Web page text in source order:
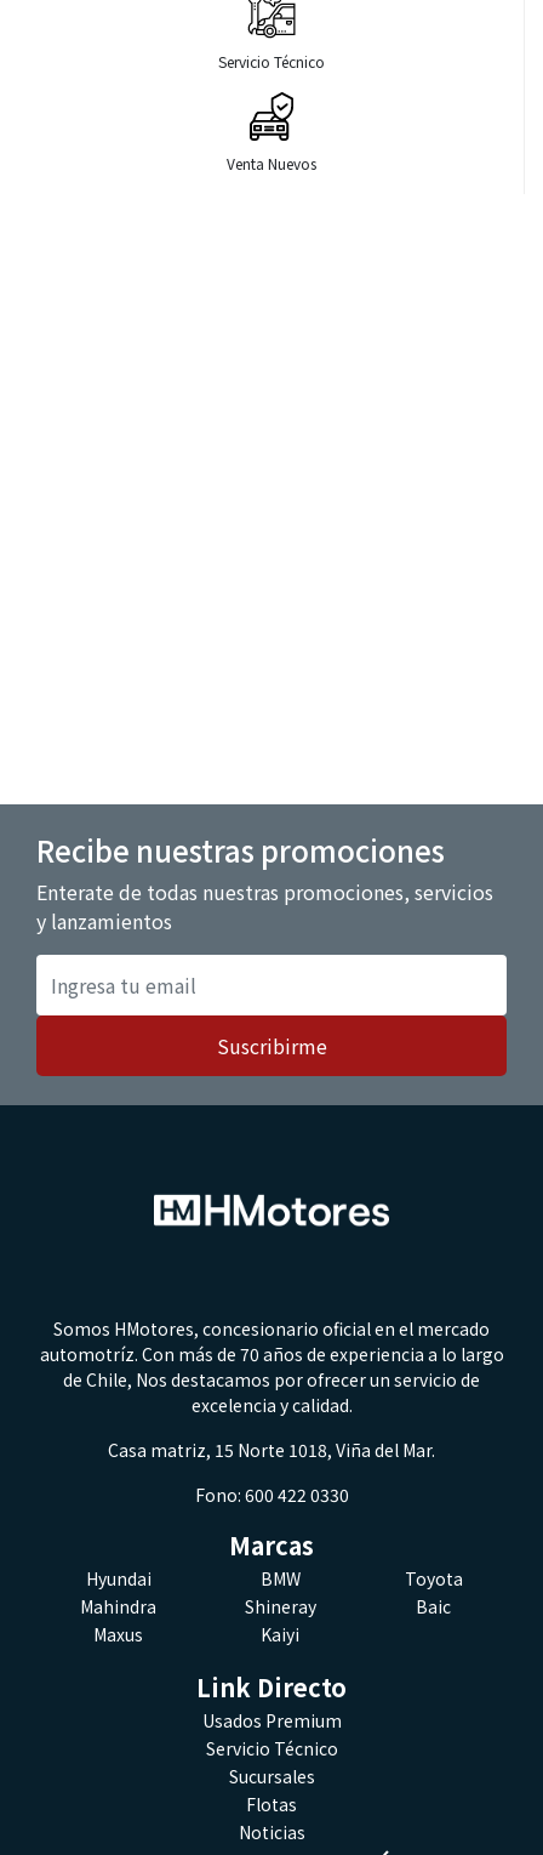
Servicio Técnico
Venta Nuevos
Recibe nuestras promociones
Enterate de todas nuestras promociones, servicios
y lanzamientos
Somos HMotores, concesionario oficial en el mercado
automotríz. Con más de 70 años de experiencia a lo largo
de Chile, Nos destacamos por ofrecer un servicio de
excelencia y calidad.
Casa matriz, 15 Norte 1018, Viña del Mar.
Fono: 600 422 0330
Marcas
Hyundai BMW
Toyota
Mahindra
Shineray
Baic
Maxus
Kaiyi
Link Directo
Usados Premium
Servicio Técnico
Sucursales
Flotas
Noticias